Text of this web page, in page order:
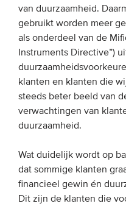
van duurzaamheid.
gebruikt worden meer
als onderdeel van de
Instruments Directive”)
klanten en klanten die
steeds beter beeld van
verwachtingen van
duurzaamheid.
Wat duidelijk wordt op
dat sommige klanten
financieel gewin én
Dit zijn de klanten die